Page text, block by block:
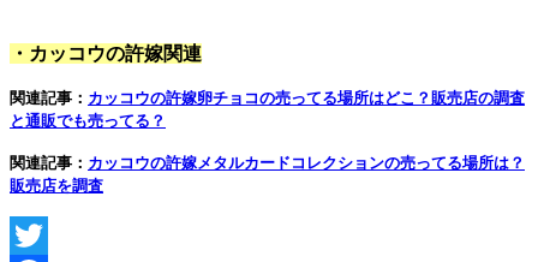
・カッコウの許嫁関連
関連記事： カッコウの許嫁卵チョコの売ってる場所はどこ？販売店の調査
と通販でも売ってる？
関連記事： カッコウの許嫁メタルカードコレクションの売ってる場所は？
販売店を調査